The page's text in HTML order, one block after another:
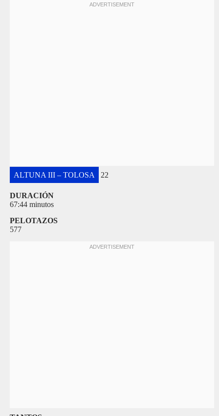
ALTUNA III – TOLOSA 22
DURACIÓN
67:44 minutos
PELOTAZOS
577